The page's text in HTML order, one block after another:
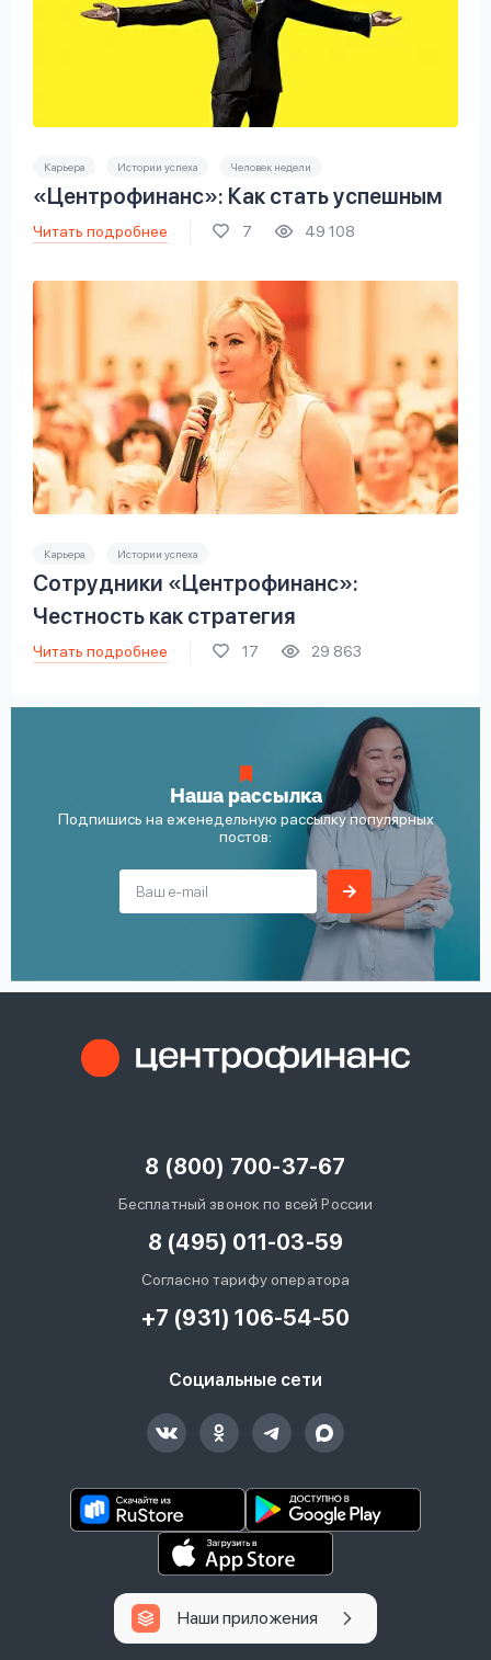
Карьера Истории успеха Человек недели
«Центрофинанс»: Как стать успешным
Читать подробнее 7 49 108
Карьера Истории успеха
Сотрудники «Центрофинанс»:
Честность как стратегия
Читать подробнее 17 29 863
Наша рассылка
Подпишись на еженедельную рассылку популярных
постов:
8 (800) 700-37-67
Бесплатный звонок по всей России
8 (495) 011-03-59
Согласно тарифу оператора
+7 (931) 106-54-50
Социальные сети
Наши приложения